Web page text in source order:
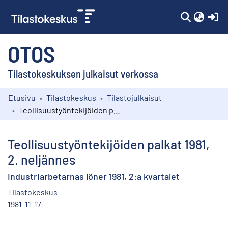
OTOS
Tilastokeskuksen julkaisut verkossa
Kokoelmat
Etusivu Tilastokeskus
Tilastojulkaisut
Teollisuustyöntekijöiden palkat 1981,
2. neljännes
Industriarbetarnas löner 1981, 2:a kvartalet
Tilastokeskus
1981-11-17